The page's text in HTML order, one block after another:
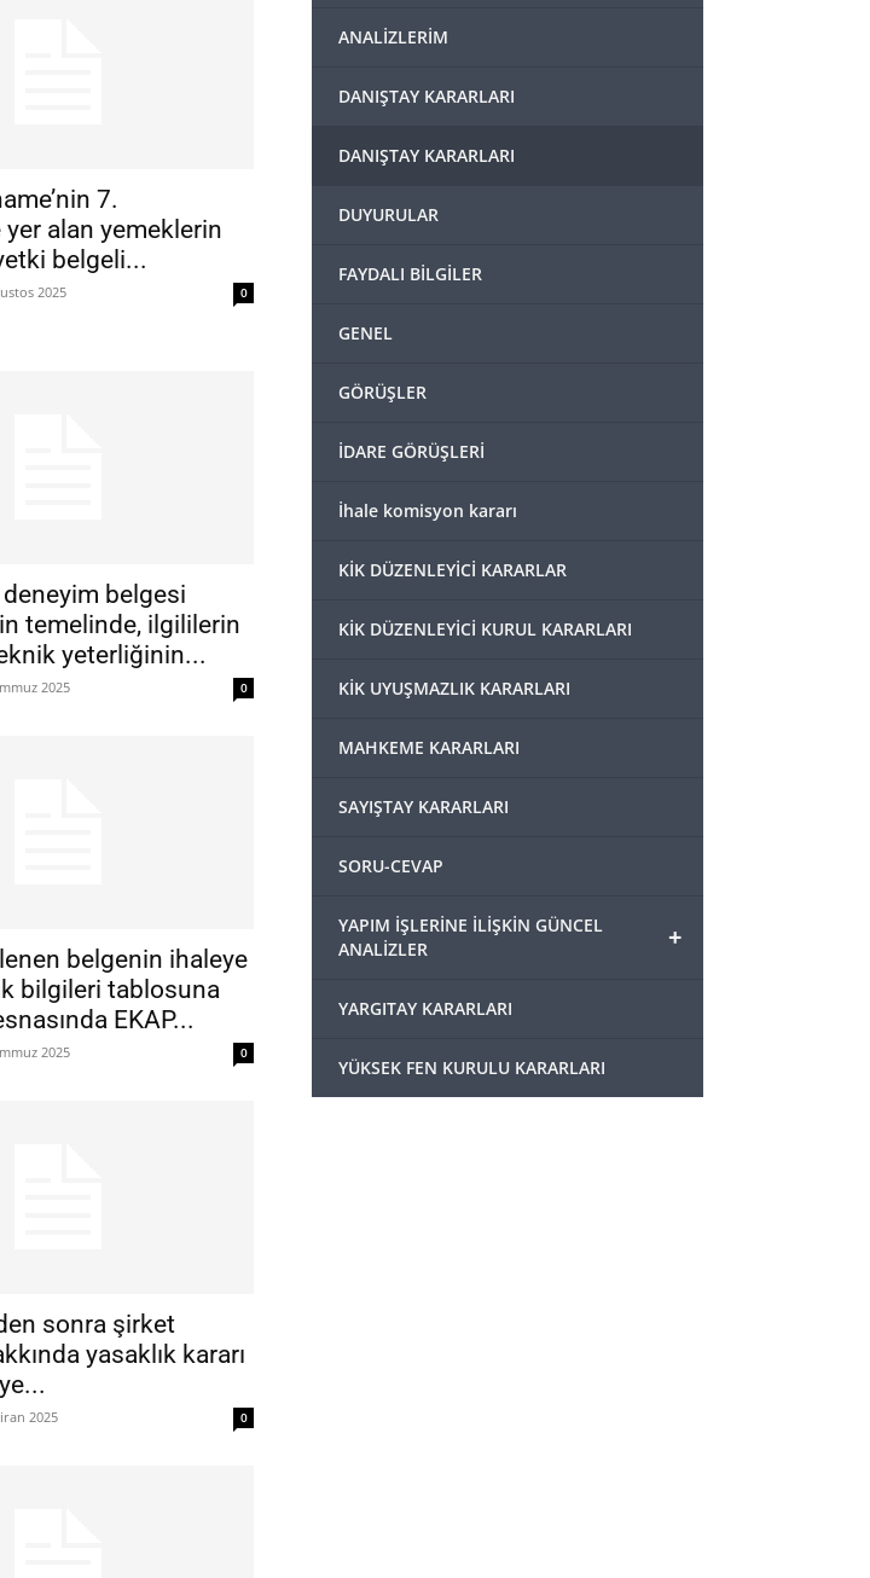
7.
alan yemeklerin
belgeli...
2025 0
belgesi
temelinde, ilgililerin
yeterliğinin...
2025 0
belgenin ihaleye
bilgileri tablosuna
EKAP...
2025 0
sonra şirket
yasaklık kararı
2025 0
ANALİZLERİM
DANIŞTAY KARARLARI
DANIŞTAY KARARLARI
DUYURULAR
FAYDALI BİLGİLER
GENEL
GÖRÜŞLER
İDARE GÖRÜŞLERİ
İhale komisyon kararı
KİK DÜZENLEYİCİ KARARLAR
KİK DÜZENLEYİCİ KURUL KARARLARI
KİK UYUŞMAZLIK KARARLARI
MAHKEME KARARLARI
SAYIŞTAY KARARLARI
SORU-CEVAP
+
YAPIM İŞLERİNE İLİŞKİN GÜNCEL
ANALİZLER
YARGITAY KARARLARI
YÜKSEK FEN KURULU KARARLARI